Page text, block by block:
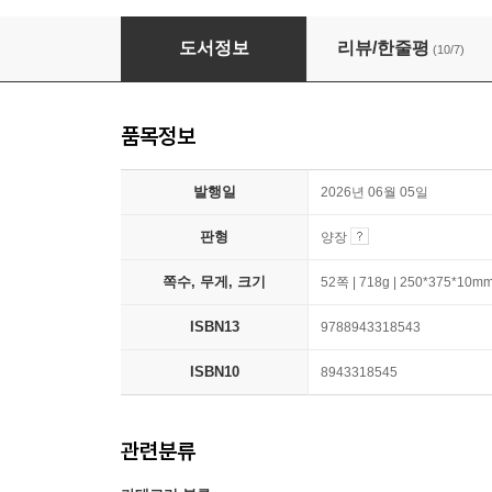
바다 안 물고기에게 하늘 안 새에게 숲 안 동물
도서정보 리뷰/한줄평 (10/7)
품목정보
발행일 2026년 06월 05일
판형 양장
쪽수, 무게, 크기 52쪽 | 718g |
ISBN13 9788943318543
ISBN10 8943318545
관련분류